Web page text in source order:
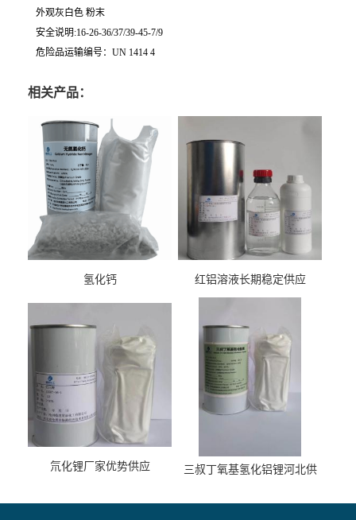
外观灰白色 粉末
安全说明:16-26-36/37/39-45-7/9
危险品运输编号：UN 1414 4
相关产品：
氢化钙 红铝溶液长期稳定供应
氘化锂厂家优势供应
三叔丁氧基氢化铝锂河北供